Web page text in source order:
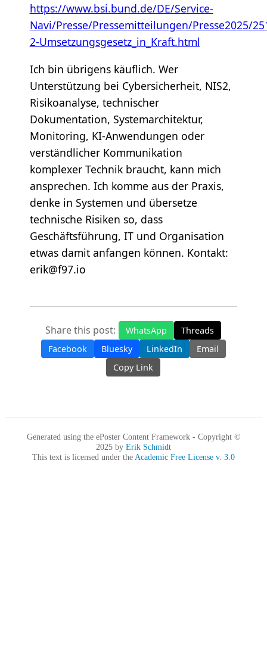
https://www.bsi.bund.de/DE/Service-
Navi/Presse/Pressemitteilungen/Presse2025/
2-Umsetzungsgesetz_in_Kraft.html
Ich bin übrigens käuflich. Wer
Unterstützung bei Cybersicherheit, NIS2,
Risikoanalyse, technischer
Dokumentation, Systemarchitektur,
Monitoring, KI-Anwendungen oder
verständlicher Kommunikation
komplexer Technik braucht, kann mich
ansprechen. Ich komme aus der Praxis,
denke in Systemen und übersetze
technische Risiken so, dass
Geschäftsführung, IT und Organisation
etwas damit anfangen können. Kontakt:
erik@f97.io
Share this post: WhatsApp
Threads
Facebook
Bluesky LinkedIn
Email
Copy Link
Generated using the ePoster Content Framework - Copyright ©
2025 by Erik Schmidt
This text is licensed under the Academic Free License v. 3.0